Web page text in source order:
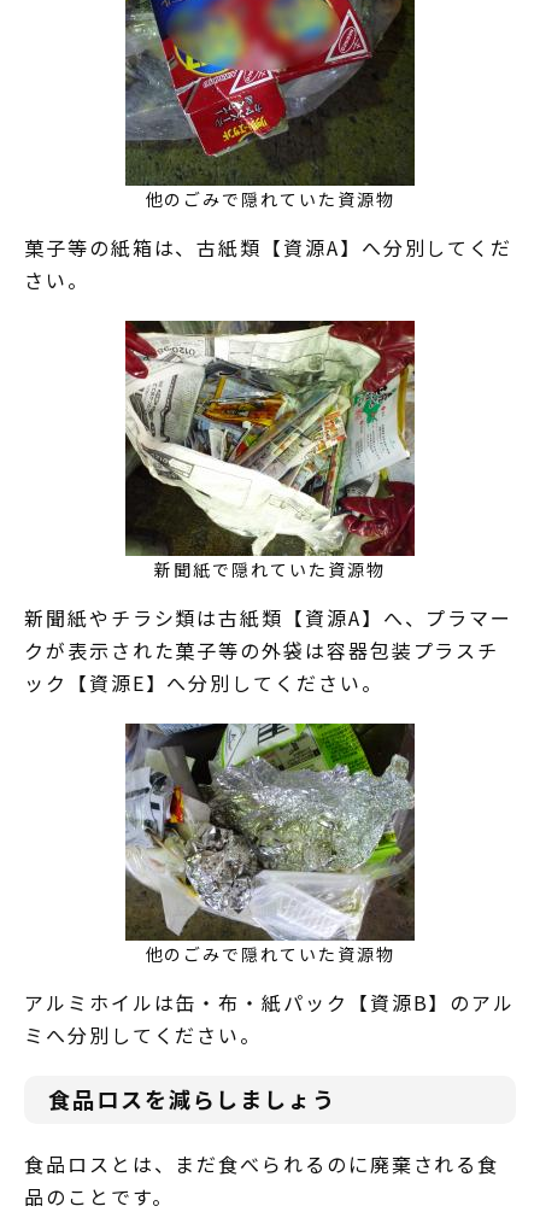
他のごみで隠れていた資源物
菓子等の紙箱は、古紙類【資源A】へ分別してくだ
さい。
新聞紙で隠れていた資源物
新聞紙やチラシ類は古紙類【資源A】へ、プラマー
クが表示された菓子等の外袋は容器包装プラスチ
ック【資源E】へ分別してください。
他のごみで隠れていた資源物
アルミホイルは缶・布・紙パック【資源B】のアル
ミへ分別してください。
食品ロスを減らしましょう
食品ロスとは、まだ食べられるのに廃棄される食
品のことです。